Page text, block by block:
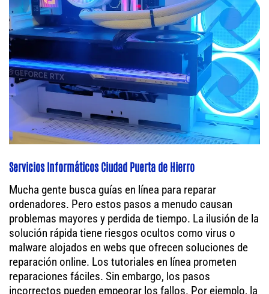
Servicios Informáticos Ciudad Puerta de Hierro
Mucha gente busca guías en línea para reparar
ordenadores. Pero estos pasos a menudo causan
problemas mayores y perdida de tiempo. La ilusión de la
solución rápida tiene riesgos ocultos como virus o
malware alojados en webs que ofrecen soluciones de
reparación online. Los tutoriales en línea prometen
reparaciones fáciles. Sin embargo, los pasos
incorrectos pueden empeorar los fallos. Por ejemplo, la